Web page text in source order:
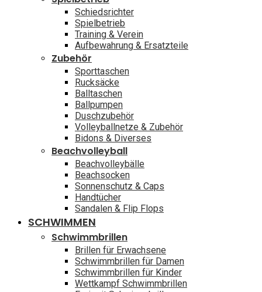
Schiedsrichter
Spielbetrieb
Training & Verein
Aufbewahrung & Ersatzteile
Zubehör
Sporttaschen
Rucksäcke
Balltaschen
Ballpumpen
Duschzubehör
Volleyballnetze & Zubehör
Bidons & Diverses
Beachvolleyball
Beachvolleybälle
Beachsocken
Sonnenschutz & Caps
Handtücher
Sandalen & Flip Flops
SCHWIMMEN
Schwimmbrillen
Brillen für Erwachsene
Schwimmbrillen für Damen
Schwimmbrillen für Kinder
Wettkampf Schwimmbrillen